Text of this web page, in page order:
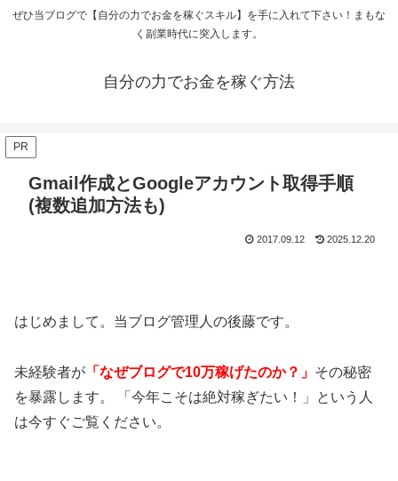
ぜひ当ブログで【自分の力でお金を稼ぐスキル】を手に入れて下さい！まもな
く副業時代に突入します。
自分の力でお金を稼ぐ方法
PR
Gmail作成とGoogleアカウント取得手順
(複数追加方法も)
2017.09.12 2025.12.20
はじめまして。当ブログ管理人の後藤です。
未経験者が 「なぜブログで10万稼げたのか？」 その秘密
を暴露します。 「今年こそは絶対稼ぎたい！」という人
は今すぐご覧ください。